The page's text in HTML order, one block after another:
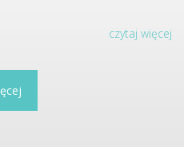
czytaj więcej